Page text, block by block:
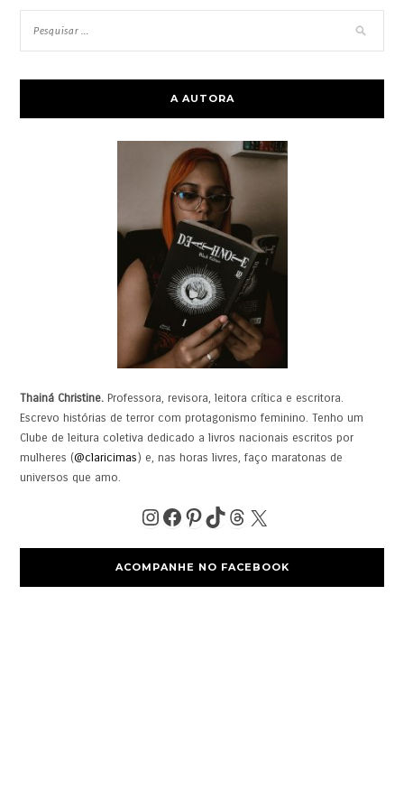
A AUTORA
Thainá Christine. Professora, revisora, leitora crítica e escritora.
Escrevo histórias de terror com protagonismo feminino. Tenho um
Clube de leitura coletiva dedicado a livros nacionais escritos por
mulheres (@claricimas) e, nas horas livres, faço maratonas de
universos que amo.
ACOMPANHE NO FACEBOOK